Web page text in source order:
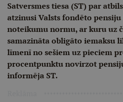
Satversmes tiesa (ST) par
atzinusi Valsts fondēto
noteikumu normu, ar kuru uz
samazināta obligāto iemaksu
līmenī no sešiem uz pieciem
procentpunktu novirzot
informēja ST.